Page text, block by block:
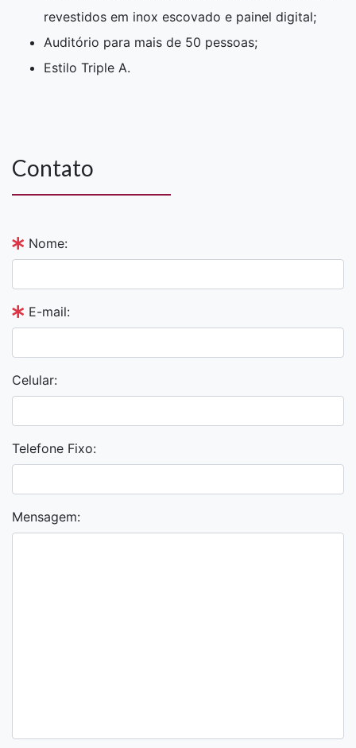
revestidos em inox escovado e painel digital;
Auditório para mais de 50 pessoas;
Estilo Triple A.
Contato
Nome:
E-mail:
Celular:
Telefone Fixo:
Mensagem: